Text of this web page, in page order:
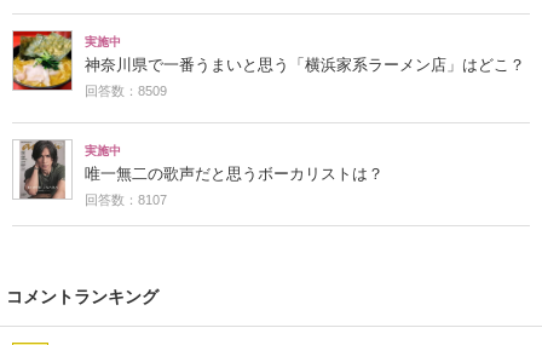
実施中
神奈川県で一番うまいと思う「横浜家系ラーメン店」はどこ？
回答数：8509
実施中
唯一無二の歌声だと思うボーカリストは？
回答数：8107
コメントランキング